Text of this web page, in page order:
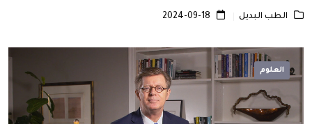
الطب البديل
العلوم